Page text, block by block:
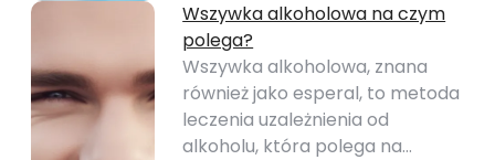
Wszywka alkoholowa na czym
polega?
Wszywka alkoholowa, znana
również jako esperal, to metoda
leczenia uzależnienia od
alkoholu, która polega na…